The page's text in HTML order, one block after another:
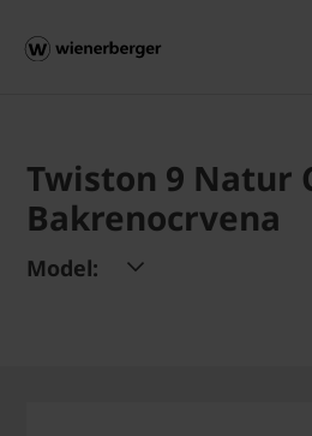
Twiston 9 Natur
Bakrenocrvena
Model: